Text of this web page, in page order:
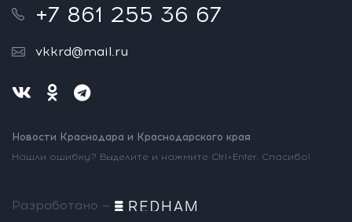
+7 861 255 36 67
vkkrd@mail.ru
Новости Краснодара и Краснодарского края
Нашли ошибку? Выделите и нажмите Ctrl+Enter. Спасибо!
Разработано —